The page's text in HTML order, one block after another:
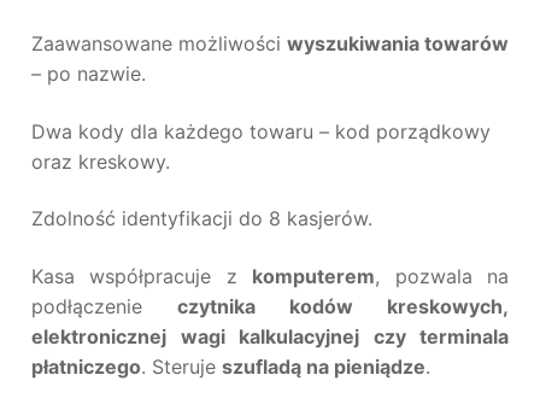
Zaawansowane możliwości wyszukiwania towarów
– po nazwie.
Dwa kody dla każdego towaru – kod porządkowy
oraz kreskowy.
Zdolność identyfikacji do 8 kasjerów.
Kasa współpracuje z komputerem, pozwala na
podłączenie czytnika kodów kreskowych,
elektronicznej wagi kalkulacyjnej czy terminala
płatniczego. Steruje szufladą na pieniądze.